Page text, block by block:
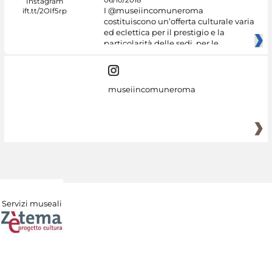
I @museiincomuneroma
costituiscono un’offerta culturale varia
ed eclettica per il prestigio e la
particolarità delle sedi, per le
museiincomuneroma
Servizi museali